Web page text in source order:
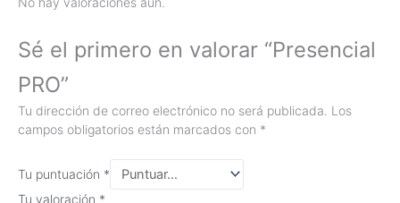
Sé el primero en valorar “Presencial
PRO”
Tu dirección de correo electrónico no será publicada. Los
campos obligatorios están marcados con *
Tu puntuación *
Tu valoración *